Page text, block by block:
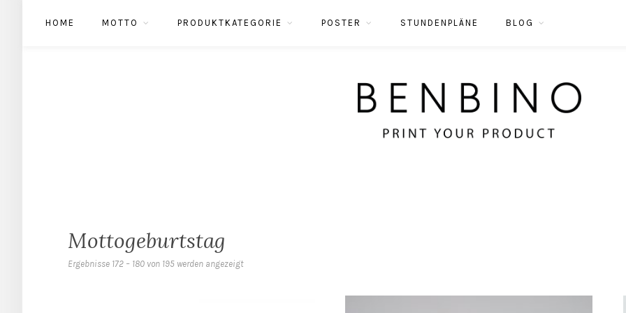
HOME MOTTO PRODUKTKATEGORIE POSTER STUNDENPLÄNE BLOG
Mottogeburtstag
Ergebnisse 172 – 180 von 195 werden angezeigt